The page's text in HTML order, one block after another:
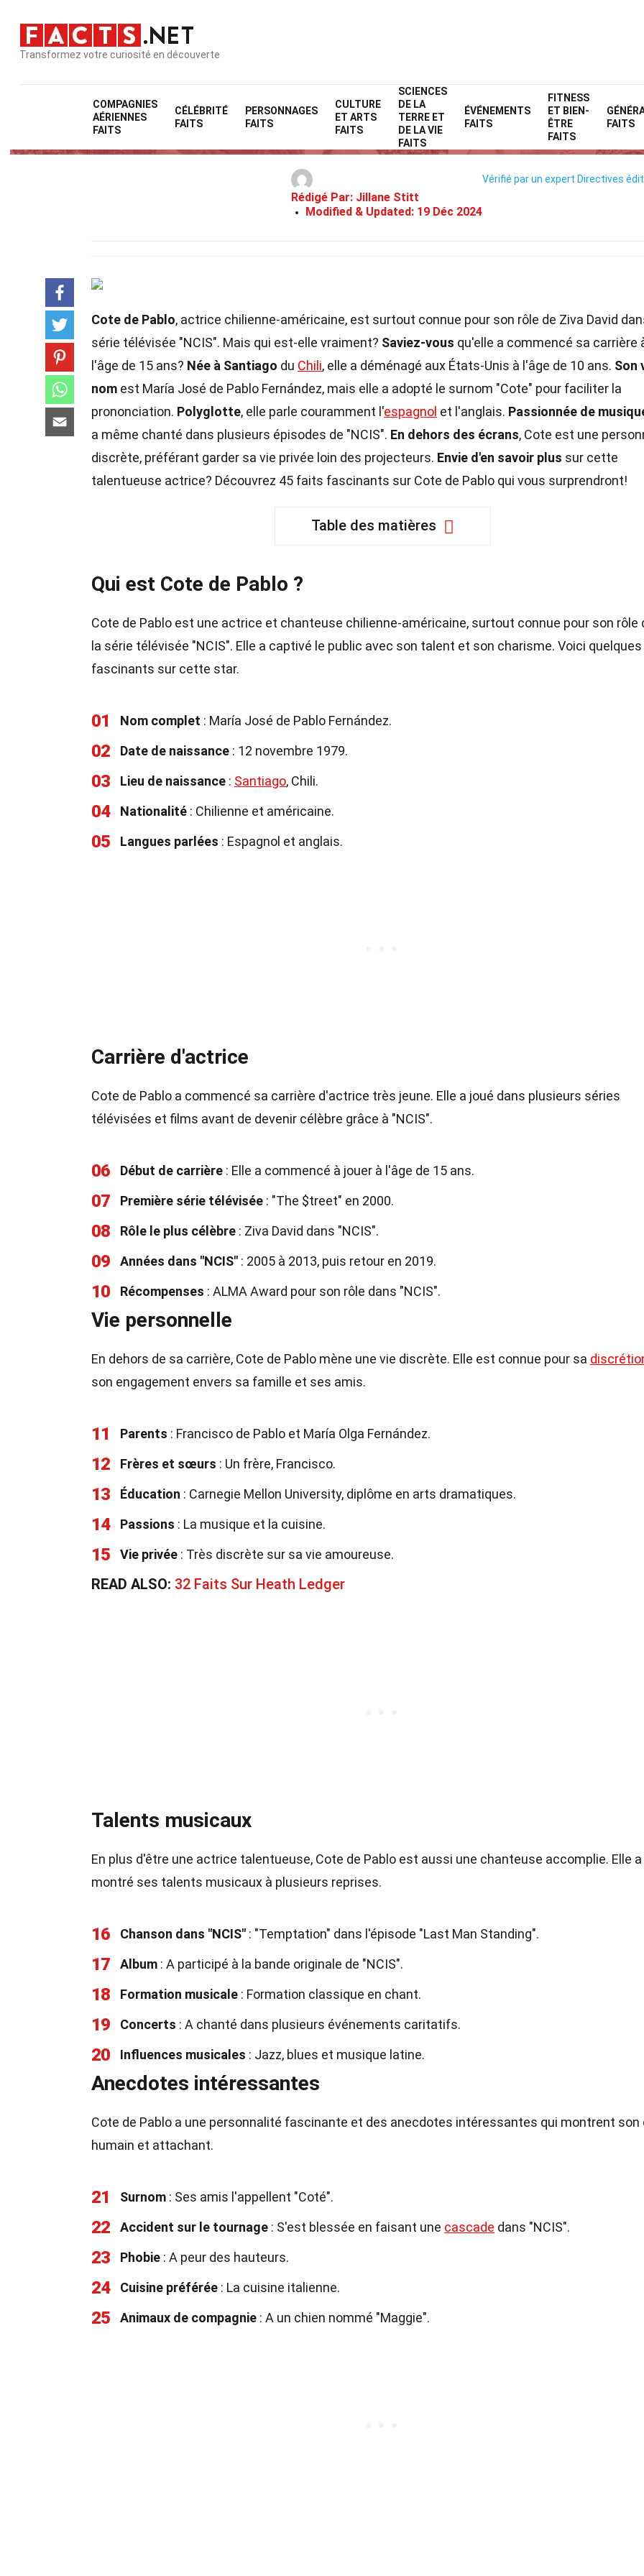
Transformez votre curiosité en découverte
COMPAGNIES
AÉRIENNES
FAITS
CÉLÉBRITÉ
FAITS
PERSONNAGES
FAITS
CULTURE
ET ARTS
FAITS
SCIENCES
DE LA
TERRE ET
DE LA VIE
FAITS
ÉVÉNEMENTS
FAITS
FITNESS
ET BIEN-
ÊTRE
FAITS
FAITS
Home
45 Faits Sur Cote De Pablo
Rédigé Par: Jillane Stitt
Modified & Updated: 19 Déc 2024
Vérifié par un expert Directives
Cote de Pablo, actrice chilienne-américaine, est surtout connue pour son rôle de Ziva David
série télévisée "NCIS". Mais qui est-elle vraiment? Saviez-vous qu'elle a commencé sa carrière
l'âge de 15 ans? Née à Santiago du Chili, elle a déménagé aux États-Unis à l'âge de 10 ans. Son
nom est María José de Pablo Fernández, mais elle a adopté le surnom "Cote" pour faciliter la
prononciation. Polyglotte, elle parle couramment l'espagnol et l'anglais. Passionnée de
a même chanté dans plusieurs épisodes de "NCIS". En dehors des écrans, Cote est une
discrète, préférant garder sa vie privée loin des projecteurs. Envie d'en savoir plus sur cette
talentueuse actrice? Découvrez 45 faits fascinants sur Cote de Pablo qui vous surprendront!
Table des matières
Qui est Cote de Pablo ?
Cote de Pablo est une actrice et chanteuse chilienne-américaine, surtout connue pour son rôle
la série télévisée "NCIS". Elle a captivé le public avec son talent et son charisme. Voici
fascinants sur cette star.
01 Nom complet : María José de Pablo Fernández.
02 Date de naissance : 12 novembre 1979.
03 Lieu de naissance : Santiago, Chili.
04 Nationalité : Chilienne et américaine.
05 Langues parlées : Espagnol et anglais.
Carrière d'actrice
Cote de Pablo a commencé sa carrière d'actrice très jeune. Elle a joué dans plusieurs séries
télévisées et films avant de devenir célèbre grâce à "NCIS".
06 Début de carrière : Elle a commencé à jouer à l'âge de 15 ans.
07 Première série télévisée : "The $treet" en 2000.
08 Rôle le plus célèbre : Ziva David dans "NCIS".
09 Années dans "NCIS" : 2005 à 2013, puis retour en 2019.
10 Récompenses : ALMA Award pour son rôle dans "NCIS".
Vie personnelle
En dehors de sa carrière, Cote de Pablo mène une vie discrète. Elle est connue pour sa
son engagement envers sa famille et ses amis.
11 Parents : Francisco de Pablo et María Olga Fernández.
12 Frères et sœurs : Un frère, Francisco.
13 Éducation : Carnegie Mellon University, diplôme en arts dramatiques.
14 Passions : La musique et la cuisine.
15 Vie privée : Très discrète sur sa vie amoureuse.
READ ALSO: 32 Faits Sur Heath Ledger
Talents musicaux
En plus d'être une actrice talentueuse, Cote de Pablo est aussi une chanteuse accomplie. Elle a
montré ses talents musicaux à plusieurs reprises.
16 Chanson dans "NCIS" : "Temptation" dans l'épisode "Last Man Standing".
17 Album : A participé à la bande originale de "NCIS".
18 Formation musicale : Formation classique en chant.
19 Concerts : A chanté dans plusieurs événements caritatifs.
20 Influences musicales : Jazz, blues et musique latine.
Anecdotes intéressantes
Cote de Pablo a une personnalité fascinante et des anecdotes intéressantes qui montrent son
humain et attachant.
21 Surnom : Ses amis l'appellent "Coté".
22 Accident sur le tournage : S'est blessée en faisant une cascade dans "NCIS".
23 Phobie : A peur des hauteurs.
24 Cuisine préférée : La cuisine italienne.
25 Animaux de compagnie : A un chien nommé "Maggie".